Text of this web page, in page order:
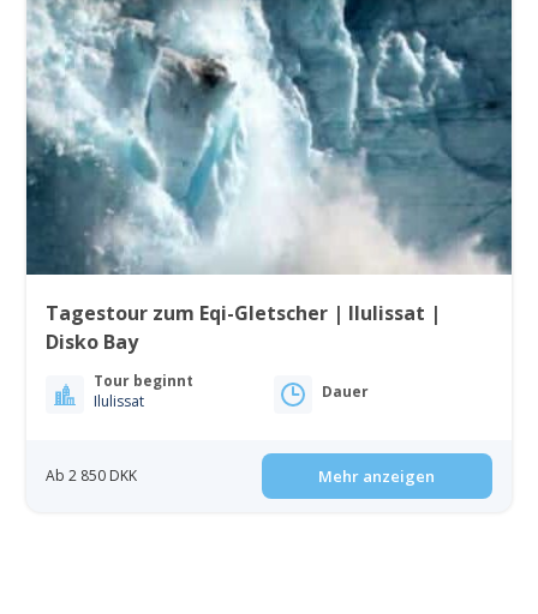
Tagestour zum Eqi-Gletscher | Ilulissat |
Disko Bay
Tour beginnt
Ilulissat
Dauer
Ab 2 850 DKK Mehr anzeigen